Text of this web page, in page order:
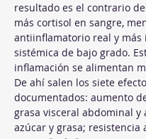
resultado es el contrario
más cortisol en sangre,
antiinflamatorio real y más
sistémica de bajo grado.
inflamación se alimentan
De ahí salen los siete
documentados: aumento
grasa visceral abdominal y
azúcar y grasa; resistencia